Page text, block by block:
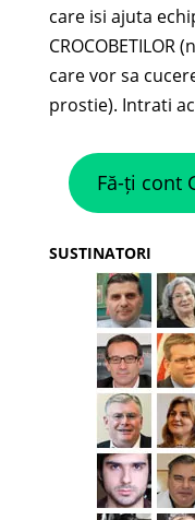
care isi ajuta
care vor sa
prostie). Intrati
Fă-ți cont
SUSTINATORI